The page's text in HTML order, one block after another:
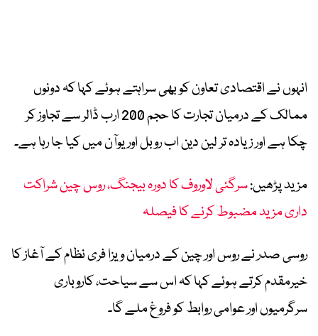
انہوں نے اقتصادی تعاون کو بھی سراہتے ہوئے کہا کہ دونوں
ممالک کے درمیان تجارت کا حجم 200 ارب ڈالر سے تجاوز کر
چکا ہے اور زیادہ تر لین دین اب روبل اور یوآن میں کیا جا رہا ہے۔
مزید پڑھیں:سرگئی لاوروف کا دورہ بیجنگ، روس چین شراکت
داری مزید مضبوط کرنے کا فیصلہ
روسی صدر نے روس اور چین کے درمیان ویزا فری نظام کے آغاز کا
خیرمقدم کرتے ہوئے کہا کہ اس سے سیاحت، کاروباری
سرگرمیوں اور عوامی روابط کو فروغ ملے گا۔